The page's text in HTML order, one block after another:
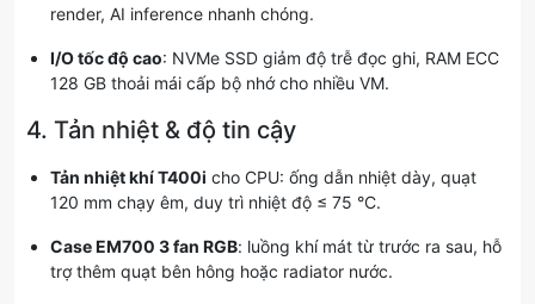
render, AI inference nhanh chóng.
I/O tốc độ cao: NVMe SSD giảm độ trễ đọc ghi, RAM ECC
128 GB thoải mái cấp bộ nhớ cho nhiều VM.
4. Tản nhiệt & độ tin cậy
Tản nhiệt khí T400i cho CPU: ống dẫn nhiệt dày, quạt
120 mm chạy êm, duy trì nhiệt độ ≤ 75 °C.
Case EM700 3 fan RGB: luồng khí mát từ trước ra sau, hỗ
trợ thêm quạt bên hông hoặc radiator nước.